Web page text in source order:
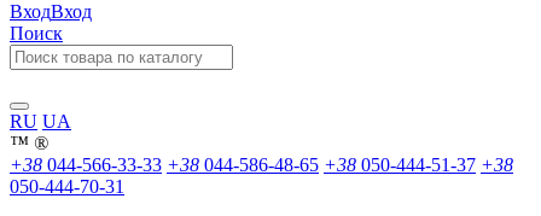
ВходВход
Поиск
RU UA
™ ®
+38 044-566-33-33 +38 044-586-48-65 +38 050-444-51-37 +38
050-444-70-31